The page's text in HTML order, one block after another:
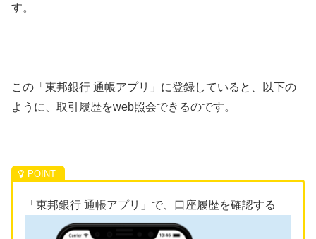
す。
この「東邦銀行 通帳アプリ」に登録していると、以下の
ように、取引履歴をweb照会できるのです。
「東邦銀行 通帳アプリ」で、口座履歴を確認する